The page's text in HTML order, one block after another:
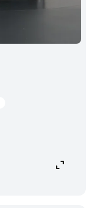
expand_content